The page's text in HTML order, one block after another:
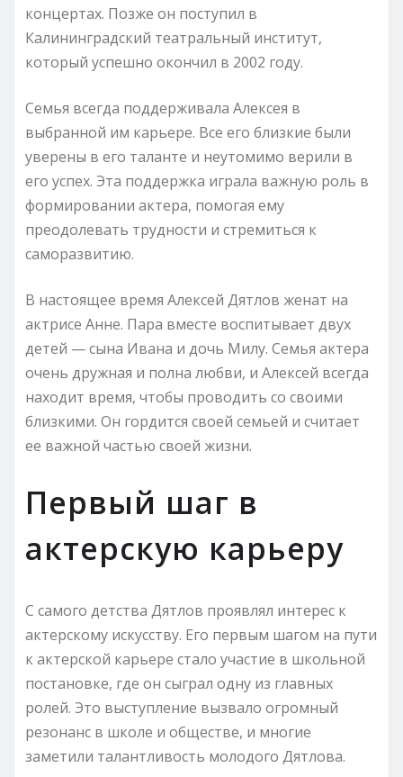
концертах. Позже он поступил в
Калининградский театральный институт,
который успешно окончил в 2002 году.
Семья всегда поддерживала Алексея в
выбранной им карьере. Все его близкие были
уверены в его таланте и неутомимо верили в
его успех. Эта поддержка играла важную роль в
формировании актера, помогая ему
преодолевать трудности и стремиться к
саморазвитию.
В настоящее время Алексей Дятлов женат на
актрисе Анне. Пара вместе воспитывает двух
детей — сына Ивана и дочь Милу. Семья актера
очень дружная и полна любви, и Алексей всегда
находит время, чтобы проводить со своими
близкими. Он гордится своей семьей и считает
ее важной частью своей жизни.
Первый шаг в
актерскую карьеру
С самого детства Дятлов проявлял интерес к
актерскому искусству. Его первым шагом на пути
к актерской карьере стало участие в школьной
постановке, где он сыграл одну из главных
ролей. Это выступление вызвало огромный
резонанс в школе и обществе, и многие
заметили талантливость молодого Дятлова.